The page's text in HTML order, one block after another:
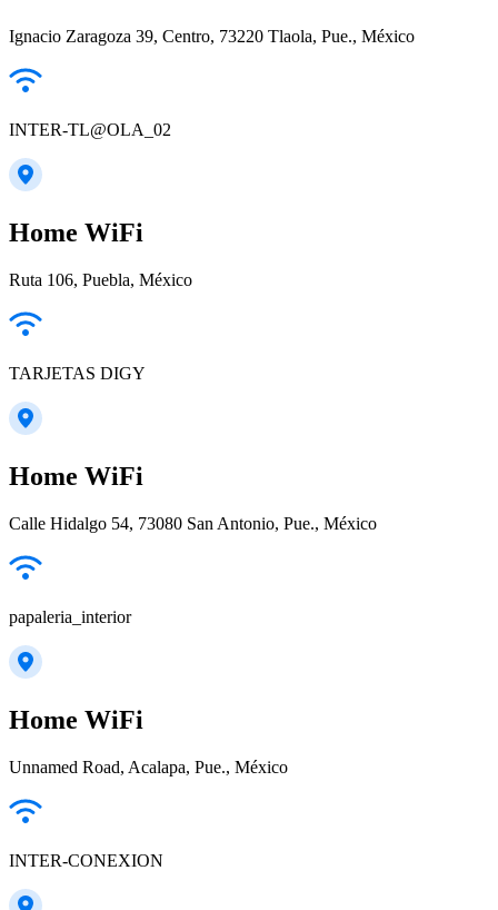
Ignacio Zaragoza 39, Centro, 73220 Tlaola, Pue., México
INTER-TL@OLA_02
Home WiFi
Ruta 106, Puebla, México
TARJETAS DIGY
Home WiFi
Calle Hidalgo 54, 73080 San Antonio, Pue., México
papaleria_interior
Home WiFi
Unnamed Road, Acalapa, Pue., México
INTER-CONEXION